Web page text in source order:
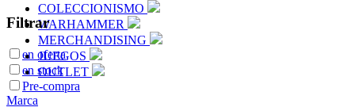
COLECCIONISMO
WARHAMMER
MERCHANDISING
JUEGOS
OUTLET
Filtrar
en oferta
en stock
Pre-compra
Marca